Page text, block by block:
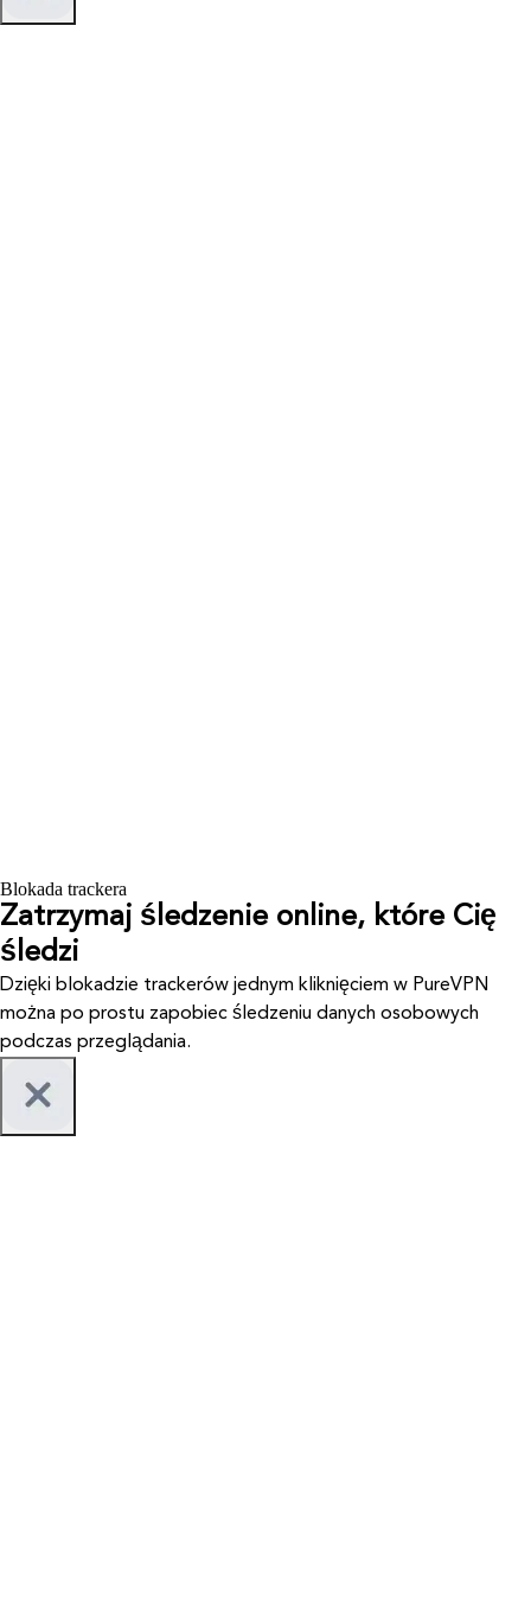
Blokada trackera
Zatrzymaj śledzenie online, które Cię
śledzi
Dzięki blokadzie trackerów jednym kliknięciem w PureVPN
można po prostu zapobiec śledzeniu danych osobowych
podczas przeglądania.